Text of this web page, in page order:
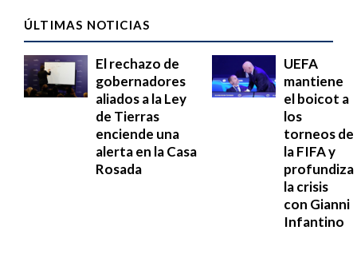
ÚLTIMAS NOTICIAS
El rechazo de
gobernadores
aliados a la Ley
de Tierras
enciende una
alerta en la Casa
Rosada
UEFA
mantiene
el boicot a
los
torneos de
la FIFA y
profundiza
la crisis
con Gianni
Infantino